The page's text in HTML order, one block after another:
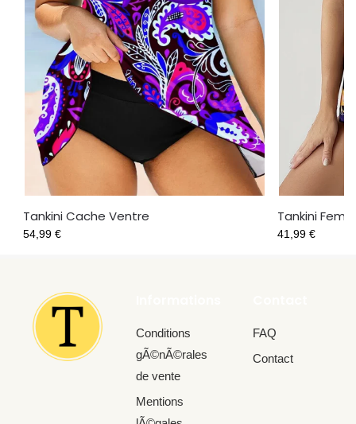
Tankini Cache Ventre
54,99 €
Tankini
41,99 €
Conditions
gÃ©nÃ©rales
de vente
Mentions
FAQ
Contact